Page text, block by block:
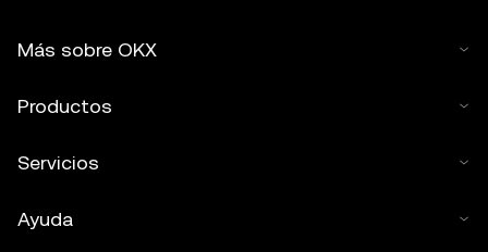
Más sobre OKX
Productos
Servicios
Ayuda